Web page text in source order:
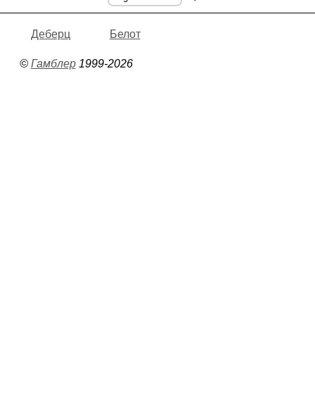
Деберц Белот
© Гамблер1999-2026